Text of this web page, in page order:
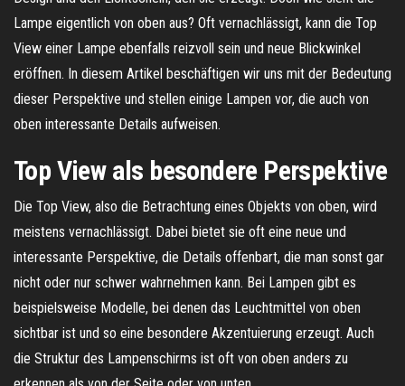
Lampe eigentlich von oben aus? Oft vernachlässigt, kann die Top
View einer Lampe ebenfalls reizvoll sein und neue Blickwinkel
eröffnen. In diesem Artikel beschäftigen wir uns mit der Bedeutung
dieser Perspektive und stellen einige Lampen vor, die auch von
oben interessante Details aufweisen.
Top View als besondere Perspektive
Die Top View, also die Betrachtung eines Objekts von oben, wird
meistens vernachlässigt. Dabei bietet sie oft eine neue und
interessante Perspektive, die Details offenbart, die man sonst gar
nicht oder nur schwer wahrnehmen kann. Bei Lampen gibt es
beispielsweise Modelle, bei denen das Leuchtmittel von oben
sichtbar ist und so eine besondere Akzentuierung erzeugt. Auch
die Struktur des Lampenschirms ist oft von oben anders zu